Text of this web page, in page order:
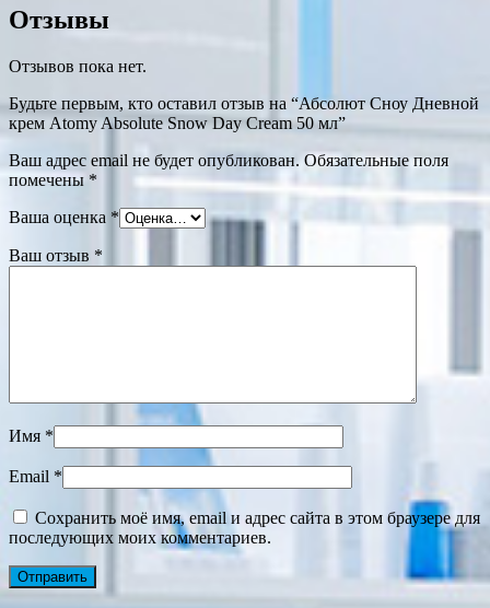
Отзывы
Отзывов пока нет.
Будьте первым, кто оставил отзыв на “Абсолют Сноу Дневной
крем Atomy Absolute Snow Day Cream 50 мл”
Ваш адрес email не будет опубликован. Обязательные поля
помечены *
Ваша оценка *
Ваш отзыв *
Имя *
Email *
Сохранить моё имя, email и адрес сайта в этом браузере для
последующих моих комментариев.